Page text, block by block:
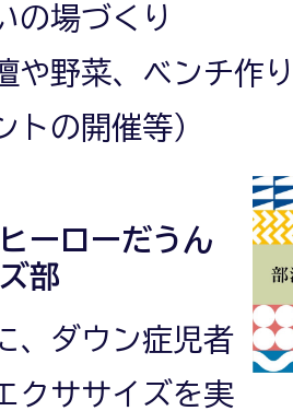
の場づくり
や野菜、ベンチ作
トの開催等）
ーローだうん
部
、ダウン症児者
クササイズを実